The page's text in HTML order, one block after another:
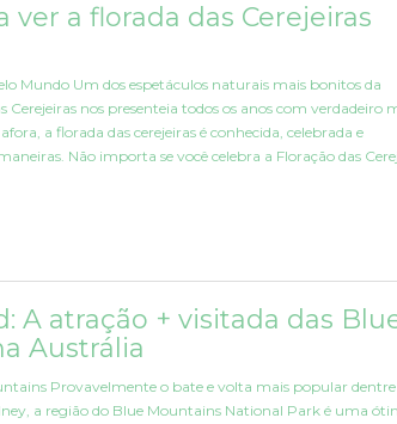
ver a florada das Cerejeiras
Mundo Um dos espetáculos naturais mais bonitos da
Cerejeiras nos presenteia todos os anos com verdadeiro
a florada das cerejeiras é conhecida, celebrada e
Não importa se você celebra a Floração das
A atração + visitada das
Austrália
Provavelmente o bate e volta mais popular dentre
a região do Blue Mountains National Park é uma